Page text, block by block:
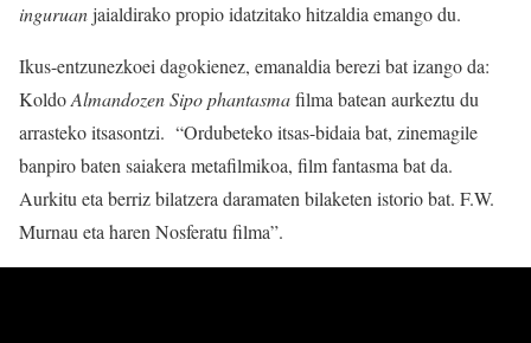
inguruanjaialdirako propio idatzitako hitzaldia emango du.
Ikus-entzunezkoei dagokienez, emanaldia berezi bat izango da:
KoldoAlmandozen Sipo phantasmafilma batean aurkeztu du
arrasteko itsasontzi. “Ordubeteko itsas-bidaia bat, zinemagile
banpiro baten saiakera metafilmikoa, film fantasma bat da.
Aurkitu eta berriz bilatzera daramaten bilaketen istorio bat. F.W.
Murnau eta haren Nosferatu filma”.